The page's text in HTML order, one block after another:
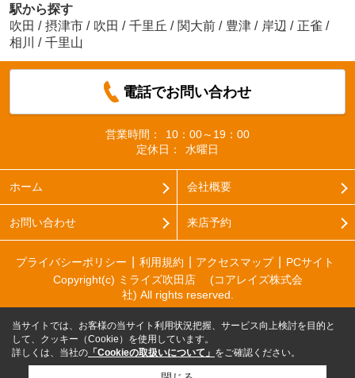
駅から探す
吹田 / 摂津市 / 吹田 / 千里丘 / 関大前 / 豊津 / 岸辺 / 正雀 /
相川
/ 千里山
電話でお問い合わせ
営業時間：
10：00～19：00
定休日：
水曜日
ホーム 会社概要
お問い合わせ 来店予約
プライバシーポリシー 利用規約 アクセスマップ
PCサイト
Copyright(c) ミライズ吹田店 (コアレイズ株式会
社) All rights reserved.
当サイトでは、お客様の当サイト利用状況把握、サービス向上検討を目的と
して、クッキー（Cookie）を使用しています。
詳しくは、当社の 「Cookieの取扱いについて」 をご確認ください。